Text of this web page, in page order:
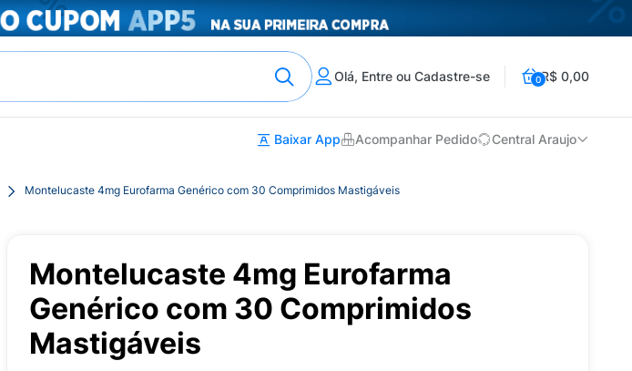
Olá, Entre ou Cadastre-se 0R$ 0,00
Baixar App Acompanhar Pedido Central Araujo
Montelucaste 4mg Eurofarma Genérico com 30 Comprimidos Mastigáveis
Montelucaste 4mg Eurofarma
Genérico com 30 Comprimidos
Mastigáveis